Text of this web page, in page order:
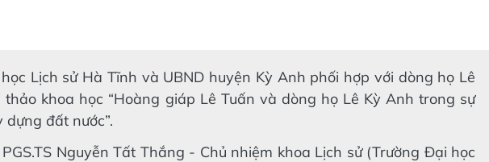
Lịch sử Hà Tĩnh và UBND huyện Kỳ Anh phối hợp với dòng họ Lê
khoa học “Hoàng giáp Lê Tuấn và dòng họ Lê Kỳ Anh trong sự
đất nước”.
Nguyễn Tất Thắng - Chủ nhiệm khoa Lịch sử (Trường Đại học